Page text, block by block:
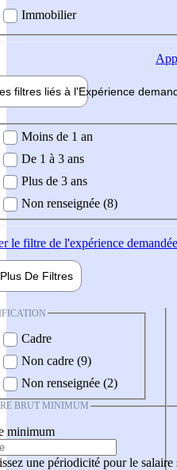
Immobilier
filtres liés à l'Expérience
demandée
Moins de 1 an
De 1 à 3 ans
Plus de 3 ans
Non renseignée (8)
le filtre de l'expérience demandée
Plus De Filtres
Cadre
Non cadre (9)
Non renseignée (2)
BRUT MINIMUM
minimum
une périodicité pour le salaire